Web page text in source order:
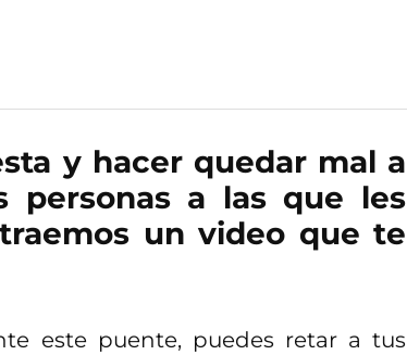
y hacer quedar mal a
personas a las que les
un video que te
este puente, puedes retar a tus